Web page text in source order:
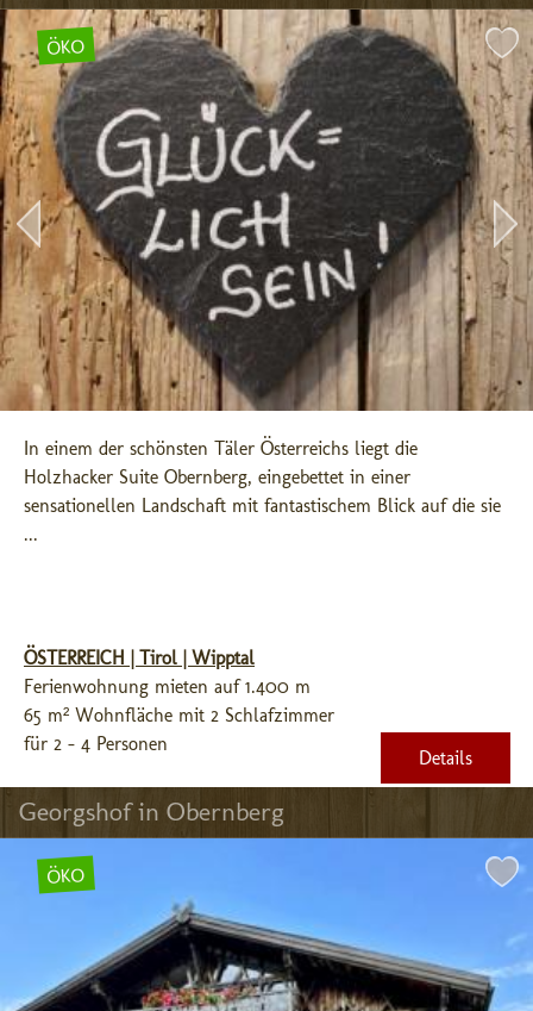
ÖKO
In einem der schönsten Täler Österreichs liegt die
Holzhacker Suite Obernberg, eingebettet in einer
sensationellen Landschaft mit fantastischem Blick auf die sie
...
ÖSTERREICH | Tirol | Wipptal
Ferienwohnung mieten auf 1.400 m
65 m² Wohnfläche mit 2 Schlafzimmer
für 2 - 4 Personen
Details
Georgshof in Obernberg
ÖKO